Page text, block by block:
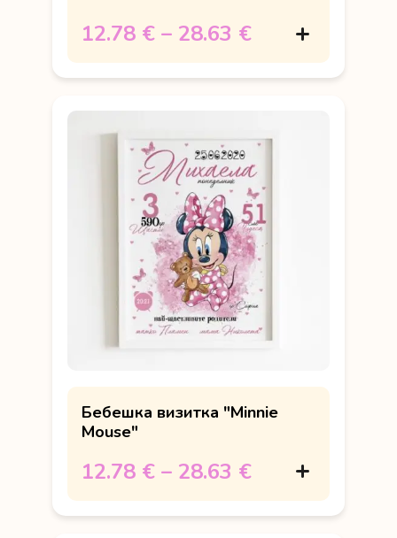
12.78 € – 28.63 €
Бебешка визитка "Minnie
Mouse"
12.78 € – 28.63 €